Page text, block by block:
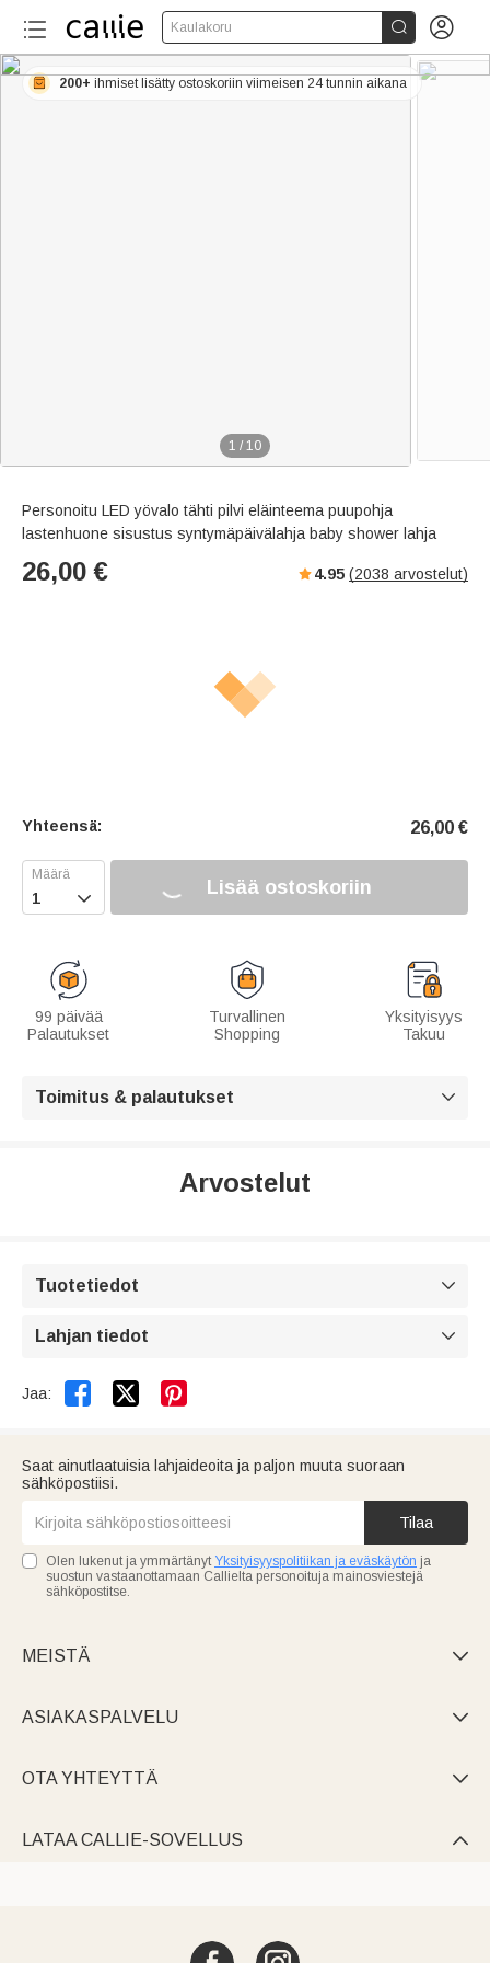
Kaulakoru  
1 / 10
200+ ihmiset lisätty ostoskoriin viimeisen 24 tunnin aikana
Personoitu LED yövalo tähti pilvi eläinteema puupohja
lastenhuone sisustus syntymäpäivälahja baby shower lahja
26,00 € 4.95 (2038 arvostelut)
Yhteensä: 26,00 €
 Lisää ostoskoriin
99 päivää
Palautukset
Turvallinen
Shopping
Yksityisyys
Takuu
Toimitus & palautukset 
Arvostelut
Tuotetiedot 
Lahjan tiedot 
Jaa:  
Saat ainutlaatuisia lahjaideoita ja paljon muuta suoraan
sähköpostiisi.
Tilaa
Olen lukenut ja ymmärtänyt Yksityisyyspolitiikan ja eväskäytön ja
suostun vastaanottamaan Callielta personoituja mainosviestejä
sähköpostitse.
MEISTÄ 
ASIAKASPALVELU 
OTA YHTEYTTÄ 
LATAA CALLIE-SOVELLUS 